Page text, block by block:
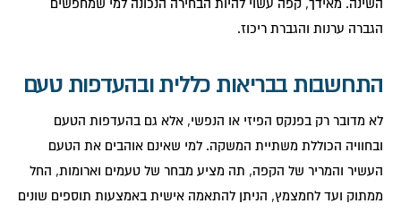
השינה. מאידך, קפה עשוי להיות הבחירה הנכונה למי שמחפשים
הגברה ערנות והגברת ריכוז.
התחשבות בבריאות כללית ובהעדפות טעם
לא מדובר רק בפנקס הפיזי או הנפשי, אלא גם בהעדפות הטעם
ובחוויה הכוללת משתיית המשקה. למי שאינם אוהבים את הטעם
העשיר והמריר של הקפה, תה מציע מבחר של טעמים וארומות, החל
ממתוק ועד לחמצמץ, הניתן להתאמה אישית באמצעות תוספים שונים